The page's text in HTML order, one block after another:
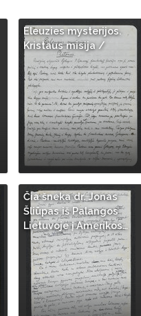
Eleuzies mysterijos.
Kristaus misija /
Čia šneka dr. Jonas
Šliūpas iš Palangos
Lietuvoje į Amerikos…